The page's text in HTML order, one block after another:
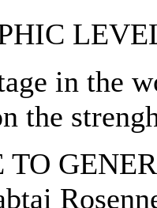
in the
the
TO